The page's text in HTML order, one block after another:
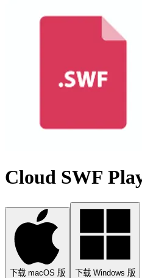
Cloud SWF
下载 macOS 版 下载 Windows 版